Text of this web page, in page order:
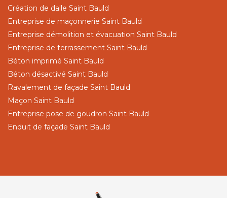
Création de dalle Saint Bauld
Entreprise de maçonnerie Saint Bauld
Entreprise démolition et évacuation Saint Bauld
Entreprise de terrassement Saint Bauld
Béton imprimé Saint Bauld
Béton désactivé Saint Bauld
Ravalement de façade Saint Bauld
Maçon Saint Bauld
Entreprise pose de goudron Saint Bauld
Enduit de façade Saint Bauld